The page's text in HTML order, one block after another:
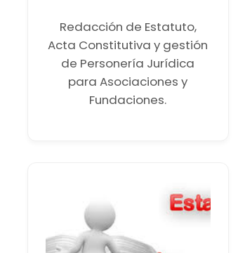
Redacción de Estatuto,
Acta Constitutiva y gestión
de Personería Jurídica
para Asociaciones y
Fundaciones.